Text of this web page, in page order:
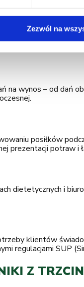
Zezwól na
podczas
cateringach
na wynos – od dań
posiłków
prezentacji potraw i
dietetycznych i
klientów
regulacjami SUP
Z